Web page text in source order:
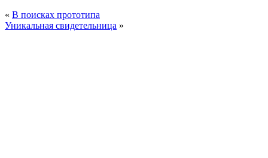
« В поисках прототипа
Уникальная свидетельница »